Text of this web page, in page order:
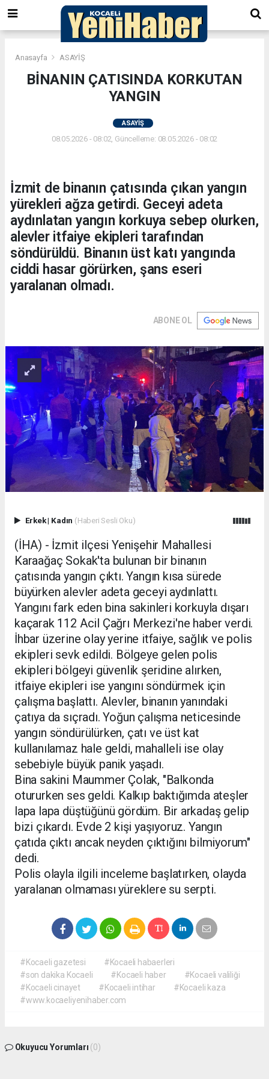
Anasayfa ASAYİŞ
BİNANIN ÇATISINDA KORKUTAN
YANGIN
ASAYİŞ
08.05.2026 - 08:02, Güncelleme: 08.05.2026 - 08:02
İzmit de binanın çatısında çıkan yangın
yürekleri ağza getirdi. Geceyi adeta
aydınlatan yangın korkuya sebep olurken,
alevler itfaiye ekipleri tarafından
söndürüldü. Binanın üst katı yangında
ciddi hasar görürken, şans eseri
yaralanan olmadı.
ABONE OL
Erkek| Kadın (Haberi Sesli Oku)
(İHA) - İzmit ilçesi Yenişehir Mahallesi
Karaağaç Sokak'ta bulunan bir binanın
çatısında yangın çıktı. Yangın kısa sürede
büyürken alevler adeta geceyi aydınlattı.
Yangını fark eden bina sakinleri korkuyla dışarı
kaçarak 112 Acil Çağrı Merkezi'ne haber verdi.
İhbar üzerine olay yerine itfaiye, sağlık ve polis
ekipleri sevk edildi. Bölgeye gelen polis
ekipleri bölgeyi güvenlik şeridine alırken,
itfaiye ekipleri ise yangını söndürmek için
çalışma başlattı. Alevler, binanın yanındaki
çatıya da sıçradı. Yoğun çalışma neticesinde
yangın söndürülürken, çatı ve üst kat
kullanılamaz hale geldi, mahalleli ise olay
sebebiyle büyük panik yaşadı.
Bina sakini Maummer Çolak, "Balkonda
otururken ses geldi. Kalkıp baktığımda ateşler
lapa lapa düştüğünü gördüm. Bir arkadaş gelip
bizi çıkardı. Evde 2 kişi yaşıyoruz. Yangın
çatıda çıktı ancak neyden çıktığını bilmiyorum"
dedi.
Polis olayla ilgili inceleme başlatırken, olayda
yaralanan olmaması yüreklere su serpti.
#Kocaeli gazetesi
#Kocaeli habaerleri
#son dakika Kocaeli
#Kocaeli haber
#Kocaeli valiliği
#Kocaeli cinayet
#Kocaeli intihar
#Kocaeli kaza
#www.kocaeliyenihaber.com
Okuyucu Yorumları (0)